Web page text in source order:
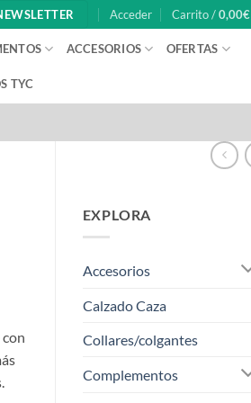
Acceder Carrito /0,00€
ACCESORIOS OFERTAS
TYC
EXPLORA
Accesorios
Calzado Caza
Collares/colgantes
Complementos